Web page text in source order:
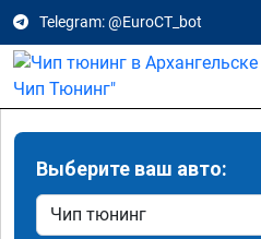
Telegram: @EuroCT_bot
Выберите ваш авто: